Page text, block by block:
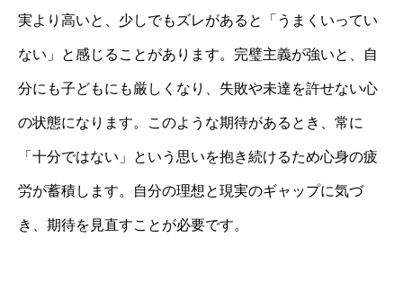
実より高いと、少しでもズレがあると「うまくいってい
ない」と感じることがあります。完璧主義が強いと、自
分にも子どもにも厳しくなり、失敗や未達を許せない心
の状態になります。このような期待があるとき、常に
「十分ではない」という思いを抱き続けるため心身の疲
労が蓄積します。自分の理想と現実のギャップに気づ
き、期待を見直すことが必要です。